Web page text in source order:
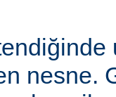
nesne.